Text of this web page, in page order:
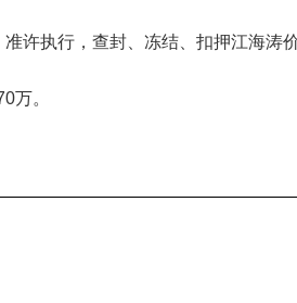
许执行，查封、冻结、扣押江海涛
万。